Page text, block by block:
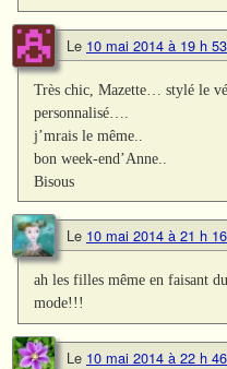
Le 10 mai 2014 à 19 h
Très chic, Mazette… stylé le
personnalisé….
j’mrais le même..
bon week-end’Anne..
Bisous
Le 10 mai 2014 à 21 h
ah les filles même en faisant
mode!!!
Le 10 mai 2014 à 22 h